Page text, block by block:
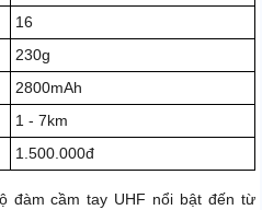
16
230g
2800mAh
1 - 7km
1.500.000đ
đàm cầm tay UHF nổi bật đến từ